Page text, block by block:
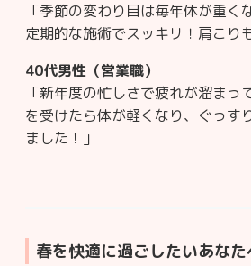
「季節の変わり目は毎年体が重く
定期的な施術でスッキリ！肩こり
40代男性（営業職）
「新年度の忙しさで疲れが溜まっ
を受けたら体が軽くなり、ぐっす
ました！」
春を快適に過ごしたいあなた